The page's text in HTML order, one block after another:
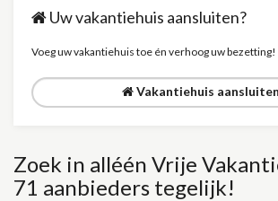
Uw vakantiehuis aansluiten?
Voeg uw vakantiehuis toe én verhoog uw bezetting!
Vakantiehuis aansluiten
Zoek in alléén Vrije
71 aanbieders tegelijk!